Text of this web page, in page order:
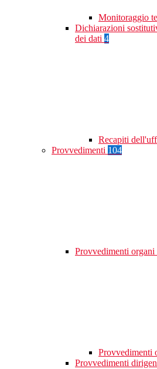
Monitoraggio
Dichiarazioni
dei dati 4
Recapiti
Provvedimenti 104
Provvedimenti
Provvedimenti
Provvedimenti